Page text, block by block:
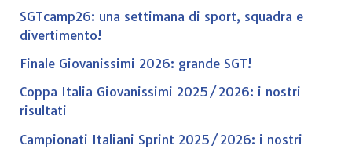
SGTcamp26: una settimana di sport, squadra e
divertimento!
Finale Giovanissimi 2026: grande SGT!
Coppa Italia Giovanissimi 2025/2026: i nostri
risultati
Campionati Italiani Sprint 2025/2026: i nostri